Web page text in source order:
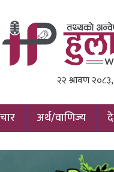
अर्थ/वाणिज्य